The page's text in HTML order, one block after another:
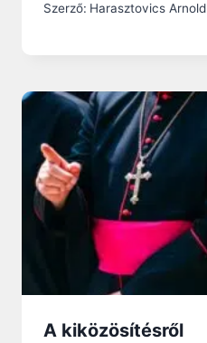
Szerző: Harasztovics Arnold
A kiközösítésről